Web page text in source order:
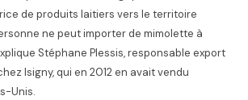
de produits laitiers vers le territoire
ne peut importer de mimolette à
Stéphane Plessis, responsable export
Isigny, qui en 2012 en avait vendu
Unis.